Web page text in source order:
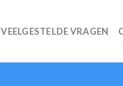
VEELGESTELDE VRAGEN